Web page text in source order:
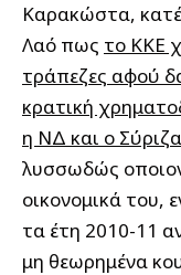
Καρακώστα,
Λαό πως το ΚΚΕ
τράπεζες αφού
κρατική
η ΝΔ και ο Σύριζα
λυσσωδώς
οικονομικά του,
τα έτη 2010-11
μη θεωρημένα